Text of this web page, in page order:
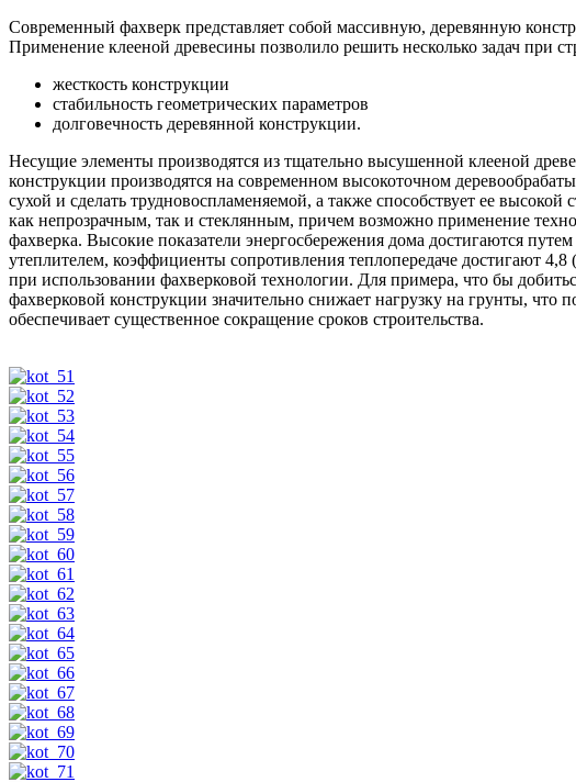
Современный фахверк представляет собой массивную, деревянную
Применение клееной древесины позволило решить несколько задач при
жесткость конструкции
стабильность геометрических параметров
долговечность деревянной конструкции.
Несущие элементы производятся из тщательно высушенной клееной
конструкции производятся на современном высокоточном
сухой и сделать трудновоспламеняемой, а также способствует ее
как непрозрачным, так и стеклянным, причем возможно применение
фахверка. Высокие показатели энергосбережения дома достигаются
утеплителем, коэффициенты сопротивления теплопередаче достигают
при использовании фахверковой технологии. Для примера, что бы
фахверковой конструкции значительно снижает нагрузку на грунты,
обеспечивает существенное сокращение сроков строительства.